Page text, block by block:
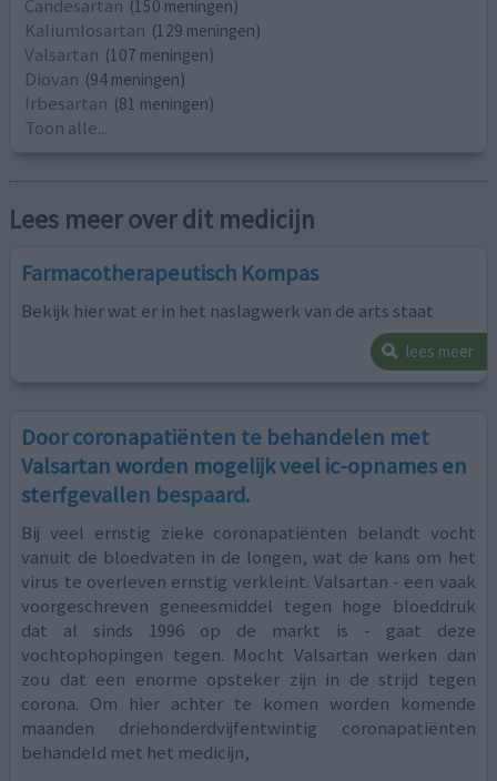
Candesartan (150 meningen)
Kaliumlosartan (129 meningen)
Valsartan (107 meningen)
Diovan (94 meningen)
Irbesartan (81 meningen)
Toon alle...
Lees meer over dit medicijn
Farmacotherapeutisch Kompas
Bekijk hier wat er in het naslagwerk van de arts staat
lees meer
Door coronapatiënten te behandelen met
Valsartan worden mogelijk veel ic-opnames en
sterfgevallen bespaard.
Bij veel ernstig zieke coronapatiënten belandt vocht
vanuit de bloedvaten in de longen, wat de kans om het
virus te overleven ernstig verkleint. Valsartan - een vaak
voorgeschreven geneesmiddel tegen hoge bloeddruk
dat al sinds 1996 op de markt is - gaat deze
vochtophopingen tegen. Mocht Valsartan werken dan
zou dat een enorme opsteker zijn in de strijd tegen
corona. Om hier achter te komen worden komende
maanden driehonderdvijfentwintig coronapatiënten
behandeld met het medicijn,